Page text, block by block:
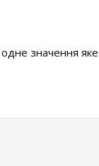
значення